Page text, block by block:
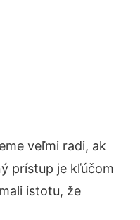
veľmi radi, ak
prístup je kľúčom
istotu, že